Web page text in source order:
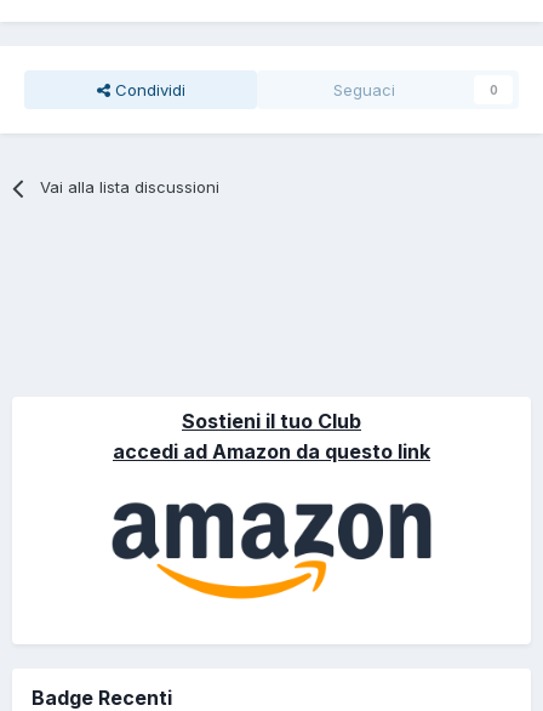
Condividi Seguaci 0
Vai alla lista discussioni
Sostieni il tuo Club
accedi ad Amazon da questo link
Badge Recenti